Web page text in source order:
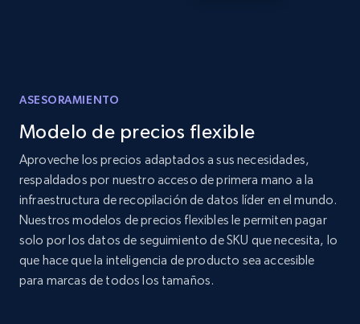
2.1K+
Amazon products global dataset -
Collecting products by keyword search
Title, Seller name, Brand, Description, Initial
price, Currency, Availability, Reviews count, and
more.
ASESORAMIENTO
Modelo de precios flexible
Aproveche los precios adaptados a sus necesidades,
respaldados por nuestro acceso de primera mano a la
infraestructura de recopilación de datos líder en el mundo.
Nuestros modelos de precios flexibles le permiten pagar
solo por los datos de seguimiento de SKU que necesita, lo
que hace que la inteligencia de producto sea accesible
para marcas de todos los tamaños.